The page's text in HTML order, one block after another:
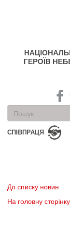
ГЕРОЇВ
Пошукова
форма
Пошук
СПІВПРАЦЯ
До списку новин
На головну сторінку